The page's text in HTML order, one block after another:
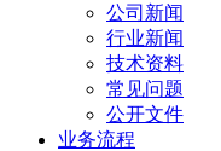
公司新闻
行业新闻
技术资料
常见问题
公开文件
业务流程